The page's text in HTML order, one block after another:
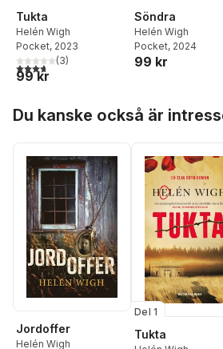
Tukta
Helén Wigh
Pocket, 2023
3,7utav 5 stjärnor. Totalt antal röster:
(3)
99 kr
Söndra
Helén Wigh
Pocket, 2024
99 kr
Du kanske också är
Jordoffer
Helén Wigh
Del 1
Tukta